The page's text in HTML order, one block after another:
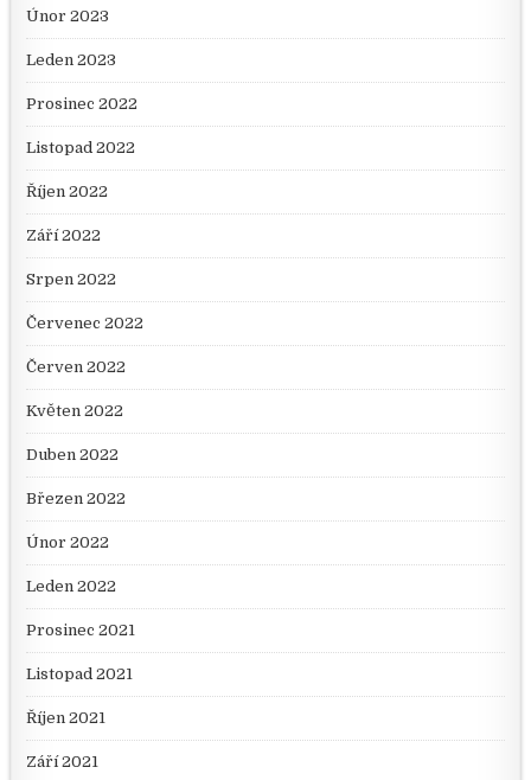
Únor 2023
Leden 2023
Prosinec 2022
Listopad 2022
Říjen 2022
Září 2022
Srpen 2022
Červenec 2022
Červen 2022
Květen 2022
Duben 2022
Březen 2022
Únor 2022
Leden 2022
Prosinec 2021
Listopad 2021
Říjen 2021
Září 2021